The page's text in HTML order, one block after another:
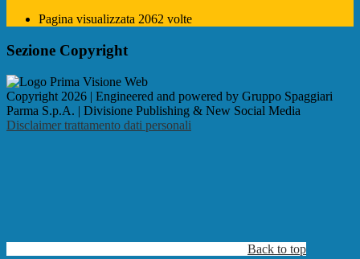
Pagina visualizzata 2062 volte
Sezione Copyright
Copyright 2026 | Engineered and powered by Gruppo Spaggiari
Parma S.p.A. | Divisione Publishing & New Social Media
Disclaimer trattamento dati personali
Back to top